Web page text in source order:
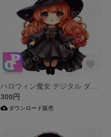
300円
ダウンロード販売